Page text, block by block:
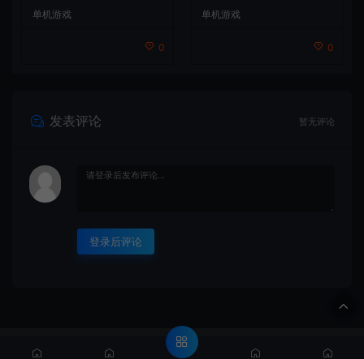
单机游戏
0
桌面互动游戏
单机游戏
0
发表评论 暂无评论
登录后评论
© 2020 MMYX - MMYX.CC & WordPress Theme. All rights